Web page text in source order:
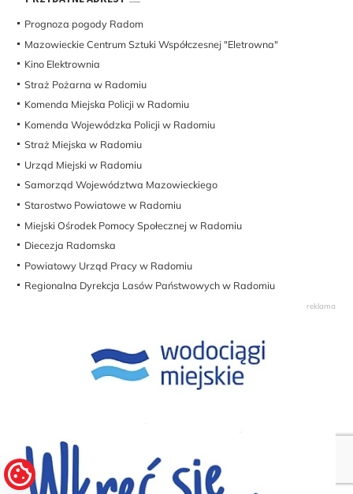
Prognoza pogody Radom
Mazowieckie Centrum Sztuki Współczesnej "Eletrowna"
Kino Elektrownia
Straż Pożarna w Radomiu
Komenda Miejska Policji w Radomiu
Komenda Wojewódzka Policji w Radomiu
Straż Miejska w Radomiu
Urząd Miejski w Radomiu
Samorząd Województwa Mazowieckiego
Starostwo Powiatowe w Radomiu
Miejski Ośrodek Pomocy Społecznej w Radomiu
Diecezja Radomska
Powiatowy Urząd Pracy w Radomiu
Regionalna Dyrekcja Lasów Państwowych w Radomiu